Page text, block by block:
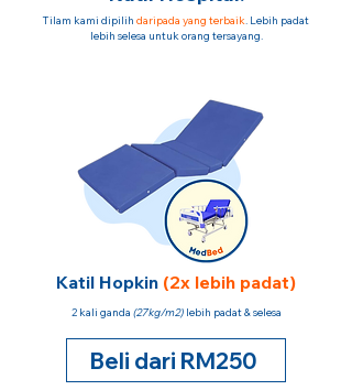
Tilam kami dipilih daripada yang terbaik. Lebih padat
lebih selesa untuk orang tersayang.
Katil Hopkin (2x lebih padat)
2 kali ganda (27kg/m2)lebih padat & selesa
Beli dari RM250